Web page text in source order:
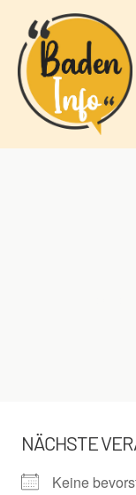
Inhalt
springen
NÄCHSTE
Keine